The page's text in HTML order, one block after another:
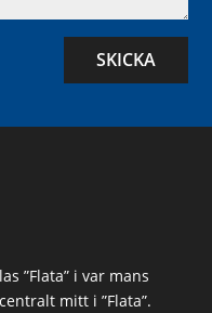
SKICKA
”Flata” i var mans
mitt i ”Flata”.